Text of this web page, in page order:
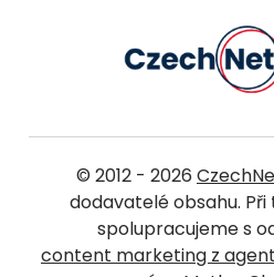
© 2012 - 2026
dodavatelé obsahu.
spolupracujeme s
content marketing z